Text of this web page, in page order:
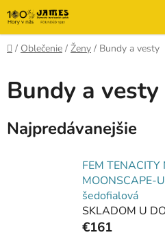
Prejsť
na
obsah
Domov
/ Oblečenie / Ženy / Bundy a vesty
Bundy a vesty
Najpredávanejšie
FEM TENACITY
MOONSCAPE-
šedofialová
SKLADOM U
€161